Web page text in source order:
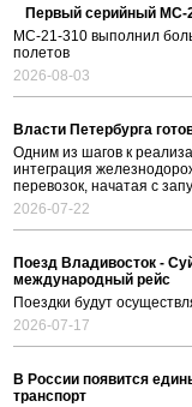
Первый серийный МС-
МС-21-310 выполнил
полетов
2026-08-03
Власти Петербурга
Одним из шагов к
интеграция
перевозок, начатая с
2026-07-22
Поезд Владивосток -
международный рейс
Поездки будут
2026-07-17
В России появится
транспорт